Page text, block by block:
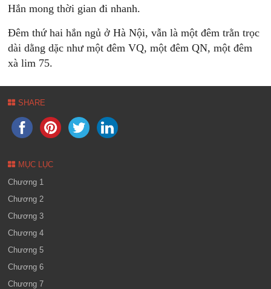
Hắn mong thời gian đi nhanh.
Đêm thứ hai hắn ngủ ở Hà Nội, vẫn là một đêm trằn trọc
dài dằng dặc như một đêm VQ, một đêm QN, một đêm
xà lim 75.
SHARE
MỤC LỤC
Chương 1
Chương 2
Chương 3
Chương 4
Chương 5
Chương 6
Chương 7